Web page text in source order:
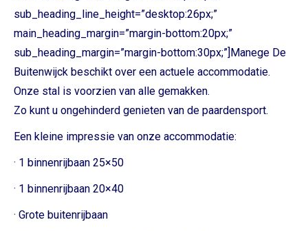
sub_heading_line_height=”desktop:26px;”
main_heading_margin=”margin-bottom:20px;”
sub_heading_margin=”margin-bottom:30px;”]Manege De
Buitenwijck beschikt over een actuele accommodatie.
Onze stal is voorzien van alle gemakken.
Zo kunt u ongehinderd genieten van de paardensport.
Een kleine impressie van onze accommodatie:
· 1 binnenrijbaan 25×50
· 1 binnenrijbaan 20×40
· Grote buitenrijbaan